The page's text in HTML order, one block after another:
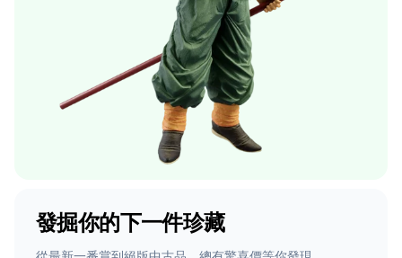
發掘你的下一件珍藏